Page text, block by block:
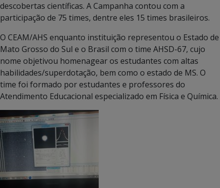
descobertas científicas. A Campanha contou com a
participação de 75 times, dentre eles 15 times brasileiros.
O CEAM/AHS enquanto instituição representou o Estado de
Mato Grosso do Sul e o Brasil com o time AHSD-67, cujo
nome objetivou homenagear os estudantes com altas
habilidades/superdotação, bem como o estado de MS. O
time foi formado por estudantes e professores do
Atendimento Educacional especializado em Física e Química.